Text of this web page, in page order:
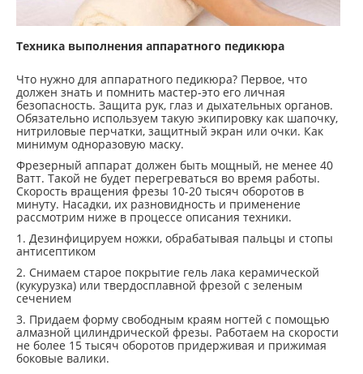
Техника выполнения аппаратного педикюра
Что нужно для аппаратного педикюра? Первое, что
должен знать и помнить мастер-это его личная
безопасность. Защита рук, глаз и дыхательных органов.
Обязательно используем такую экипировку как шапочку,
нитриловые перчатки, защитный экран или очки. Как
минимум одноразовую маску.
Фрезерный аппарат должен быть мощный, не менее 40
Ватт. Такой не будет перегреваться во время работы.
Скорость вращения фрезы 10-20 тысяч оборотов в
минуту. Насадки, их разновидность и применение
рассмотрим ниже в процессе описания техники.
1. Дезинфицируем ножки, обрабатывая пальцы и стопы
антисептиком
2. Снимаем старое покрытие гель лака керамической
(кукурузка) или твердосплавной фрезой с зеленым
сечением
3. Придаем форму свободным краям ногтей с помощью
алмазной цилиндрической фрезы. Работаем на скорости
не более 15 тысяч оборотов придерживая и прижимая
боковые валики.